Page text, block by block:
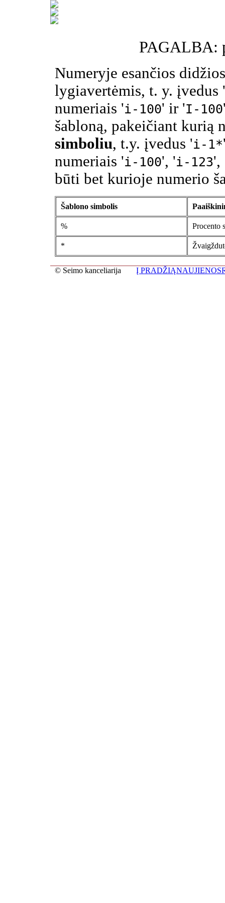
PAGALBA:
Numeryje esančios
lygiavertėmis, t. y. įvedus '
numeriais 'i-100' ir 'I-100
šabloną, pakeičiant kurią
simboliu, t.y. įvedus 'i-1*
numeriais 'i-100', 'i-123',
būti bet kurioje numerio
Šablono simbolis
% Procento
*
© Seimo kanceliarija Į PRADŽIĄNAUJIENOS